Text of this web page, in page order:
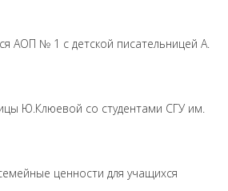
АОП № 1 с детской писательницей А.
Ю.Клюевой со студентами СГУ им.
ценности для учащихся